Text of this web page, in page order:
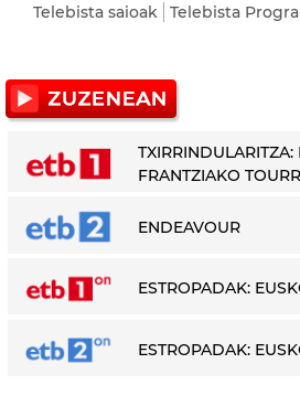
Telebista saioak
Telebista
FRANTZIAKO
ENDEAVOUR
ESTROPADAK:
ESTROPADAK: